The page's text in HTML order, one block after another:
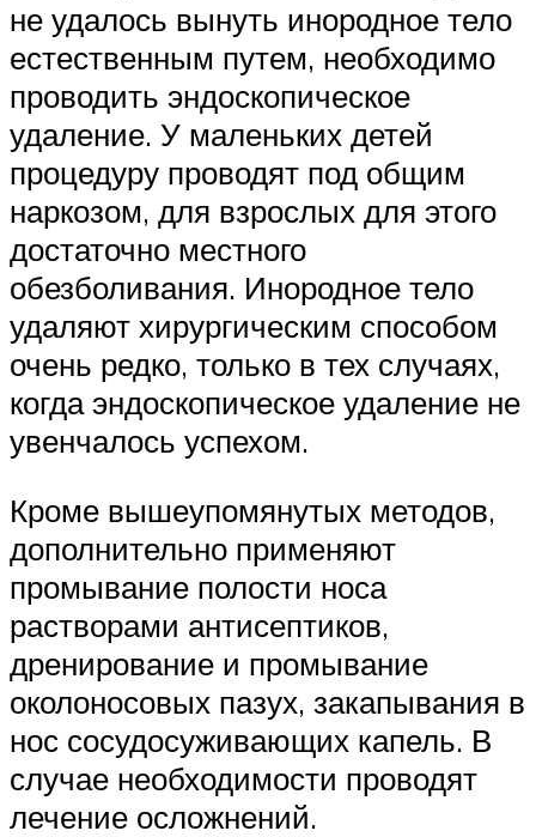
не удалось вынуть инородное тело
естественным путем, необходимо
проводить эндоскопическое
удаление. У маленьких детей
процедуру проводят под общим
наркозом, для взрослых для этого
достаточно местного
обезболивания. Инородное тело
удаляют хирургическим способом
очень редко, только в тех случаях,
когда эндоскопическое удаление не
увенчалось успехом.
Кроме вышеупомянутых методов,
дополнительно применяют
промывание полости носа
растворами антисептиков,
дренирование и промывание
околоносовых пазух, закапывания в
нос сосудосуживающих капель. В
случае необходимости проводят
лечение осложнений.